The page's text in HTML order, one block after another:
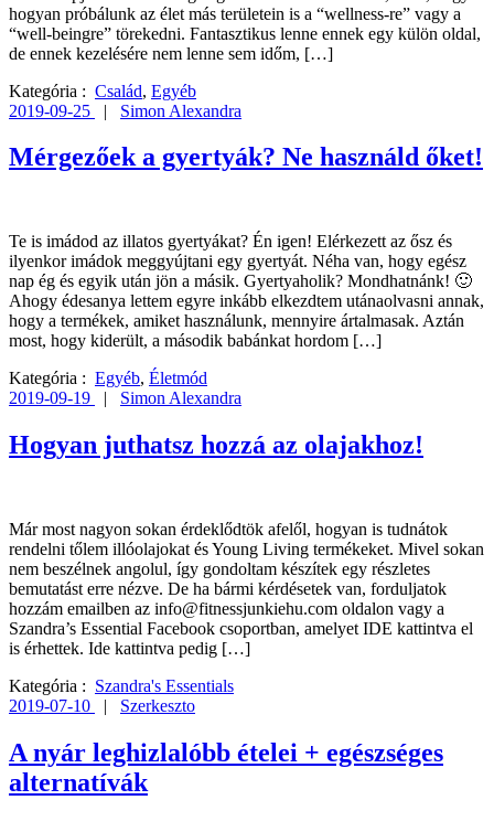
hogyan próbálunk az élet más területein is a “wellness-re” vagy a
“well-beingre” törekedni. Fantasztikus lenne ennek egy külön oldal,
de ennek kezelésére nem lenne sem időm, […]
Kategória : Család, Egyéb
2019-09-25
| Simon Alexandra
Mérgezőek a gyertyák? Ne használd őket!
Te is imádod az illatos gyertyákat? Én igen! Elérkezett az ősz és
ilyenkor imádok meggyújtani egy gyertyát. Néha van, hogy egész
nap ég és egyik után jön a másik. Gyertyaholik? Mondhatnánk! 🙂
Ahogy édesanya lettem egyre inkább elkezdtem utánaolvasni annak,
hogy a termékek, amiket használunk, mennyire ártalmasak. Aztán
most, hogy kiderült, a második babánkat hordom […]
Kategória : Egyéb, Életmód
2019-09-19
| Simon Alexandra
Hogyan juthatsz hozzá az olajakhoz!
Már most nagyon sokan érdeklődtök afelől, hogyan is tudnátok
rendelni tőlem illóolajokat és Young Living termékeket. Mivel sokan
nem beszélnek angolul, így gondoltam készítek egy részletes
bemutatást erre nézve. De ha bármi kérdésetek van, forduljatok
hozzám emailben az info@fitnessjunkiehu.com oldalon vagy a
Szandra’s Essential Facebook csoportban, amelyet IDE kattintva el
is érhettek. Ide kattintva pedig […]
Kategória : Szandra's Essentials
2019-07-10
| Szerkeszto
A nyár leghizlalóbb ételei + egészséges
alternatívák